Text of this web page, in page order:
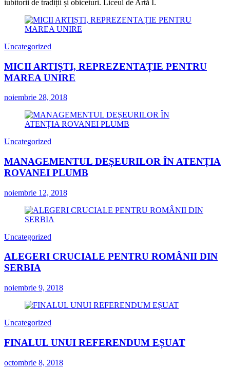
iubitorii de tradiții și obiceiuri. Liceul de Artă I.
Uncategorized
MICII ARTIȘTI, REPREZENTAȚIE PENTRU
MAREA UNIRE
noiembrie 28, 2018
Uncategorized
MANAGEMENTUL DEȘEURILOR ÎN ATENȚIA
ROVANEI PLUMB
noiembrie 12, 2018
Uncategorized
ALEGERI CRUCIALE PENTRU ROMÂNII DIN
SERBIA
noiembrie 9, 2018
Uncategorized
FINALUL UNUI REFERENDUM EȘUAT
octombrie 8, 2018